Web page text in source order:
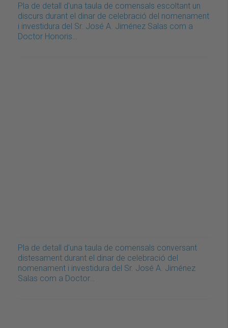
Pla de detall d'una taula de comensals escoltant un
discurs durant el dinar de celebració del nomenament
i investidura del Sr. José A. Jiménez Salas com a
Doctor Honoris…
Pla de detall d'una taula de comensals conversant
distesament durant el dinar de celebració del
nomenament i investidura del Sr. José A. Jiménez
Salas com a Doctor…